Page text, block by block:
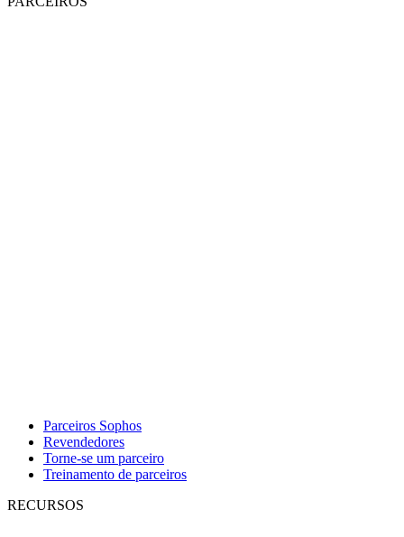
Parceiros Sophos
Revendedores
Torne-se um parceiro
Treinamento de parceiros
RECURSOS